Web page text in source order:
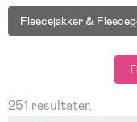
Fleecejakker &
251 resultater.